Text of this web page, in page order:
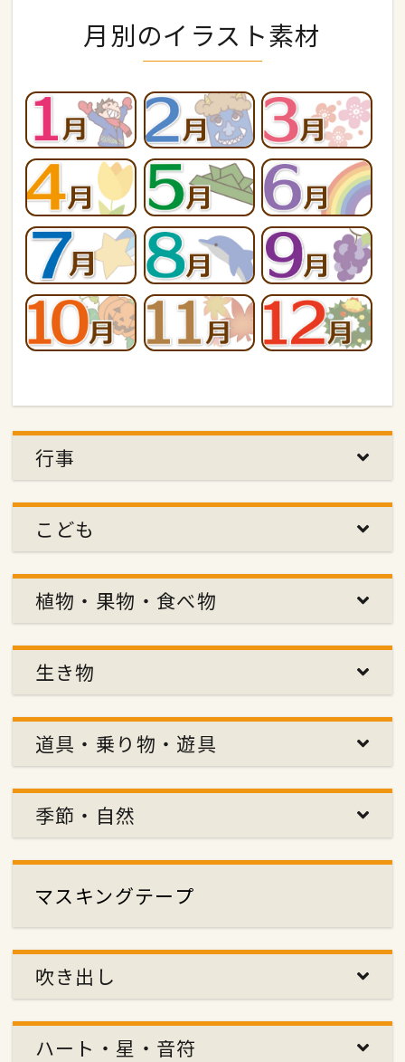
月別のイラスト素材
行事
こども
植物・果物・食べ物
生き物
道具・乗り物・遊具
季節・自然
マスキングテープ
吹き出し
ハート・星・音符